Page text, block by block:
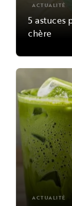
ACTUALITÉ
5 astuces
chère
ACTUALITÉ